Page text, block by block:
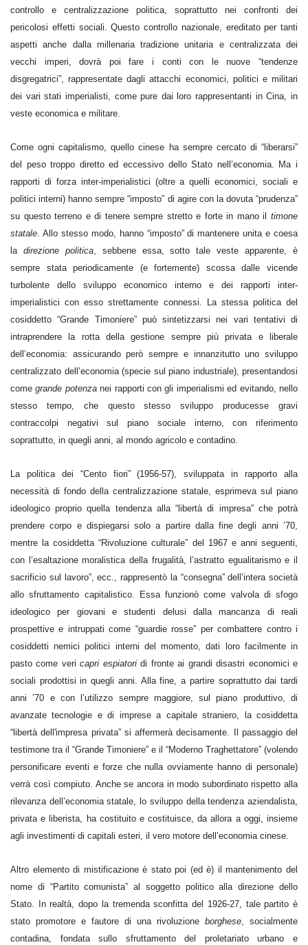
controllo e centralizzazione politica, soprattutto nei confronti dei
pericolosi effetti sociali. Questo controllo nazionale, ereditato per tanti
aspetti anche dalla millenaria tradizione unitaria e centralizzata dei
vecchi imperi, dovrà poi fare i conti con le nuove “tendenze
disgregatrici”, rappresentate dagli attacchi economici, politici e militari
dei vari stati imperialisti, come pure dai loro rappresentanti in Cina, in
veste economica e militare.
Come ogni capitalismo, quello cinese ha sempre cercato di “liberarsi”
del peso troppo diretto ed eccessivo dello Stato nell’economia. Ma i
rapporti di forza inter-imperialistici (oltre a quelli economici, sociali e
politici interni) hanno sempre “imposto” di agire con la dovuta “prudenza”
su questo terreno e di tenere sempre stretto e forte in mano il timone
statale. Allo stesso modo, hanno “imposto” di mantenere unita e coesa
la direzione politica, sebbene essa, sotto tale veste apparente, è
sempre stata periodicamente (e fortemente) scossa dalle vicende
turbolente dello sviluppo economico interno e dei rapporti inter-
imperialistici con esso strettamente connessi. La stessa politica del
cosiddetto “Grande Timoniere” può sintetizzarsi nei vari tentativi di
intraprendere la rotta della gestione sempre più privata e liberale
dell’economia: assicurando però sempre e innanzitutto uno sviluppo
centralizzato dell’economia (specie sul piano industriale), presentandosi
comegrande potenzanei rapporti con gli imperialismi ed evitando, nello
stesso tempo, che questo stesso sviluppo producesse gravi
contraccolpi negativi sul piano sociale interno, con riferimento
soprattutto, in quegli anni, al mondo agricolo e contadino.
La politica dei “Cento fiori” (1956-57), sviluppata in rapporto alla
necessità di fondo della centralizzazione statale, esprimeva sul piano
ideologico proprio quella tendenza alla “libertà di impresa” che potrà
prendere corpo e dispiegarsi solo a partire dalla fine degli anni ’70,
mentre la cosiddetta “Rivoluzione culturale” del 1967 e anni seguenti,
con l’esaltazione moralistica della frugalità, l’astratto egualitarismo e il
sacrificio sul lavoro”, ecc., rappresentò la “consegna” dell’intera società
allo sfruttamento capitalistico. Essa funzionò come valvola di sfogo
ideologico per giovani e studenti delusi dalla mancanza di reali
prospettive e intruppati come “guardie rosse” per combattere contro i
cosiddetti nemici politici interni del momento, dati loro facilmente in
pasto come vericapri espiatoridi fronte ai grandi disastri economici e
sociali prodottisi in quegli anni. Alla fine, a partire soprattutto dai tardi
anni ’70 e con l’utilizzo sempre maggiore, sul piano produttivo, di
avanzate tecnologie e di imprese a capitale straniero, la cosiddetta
“libertà dell'impresa privata” si affermerà decisamente. Il passaggio del
testimone tra il “Grande Timoniere” e il “Moderno Traghettatore” (volendo
personificare eventi e forze che nulla ovviamente hanno di personale)
verrà così compiuto. Anche se ancora in modo subordinato rispetto alla
rilevanza dell’economia statale, lo sviluppo della tendenza aziendalista,
privata e liberista, ha costituito e costituisce, da allora a oggi, insieme
agli investimenti di capitali esteri, il vero motore dell’economia cinese.
Altro elemento di mistificazione è stato poi (ed è) il mantenimento del
nome di “Partito comunista” al soggetto politico alla direzione dello
Stato. In realtà, dopo la tremenda sconfitta del 1926-27, tale partito è
stato promotore e fautore di una rivoluzione borghese, socialmente
contadina, fondata sullo sfruttamento del proletariato urbano e